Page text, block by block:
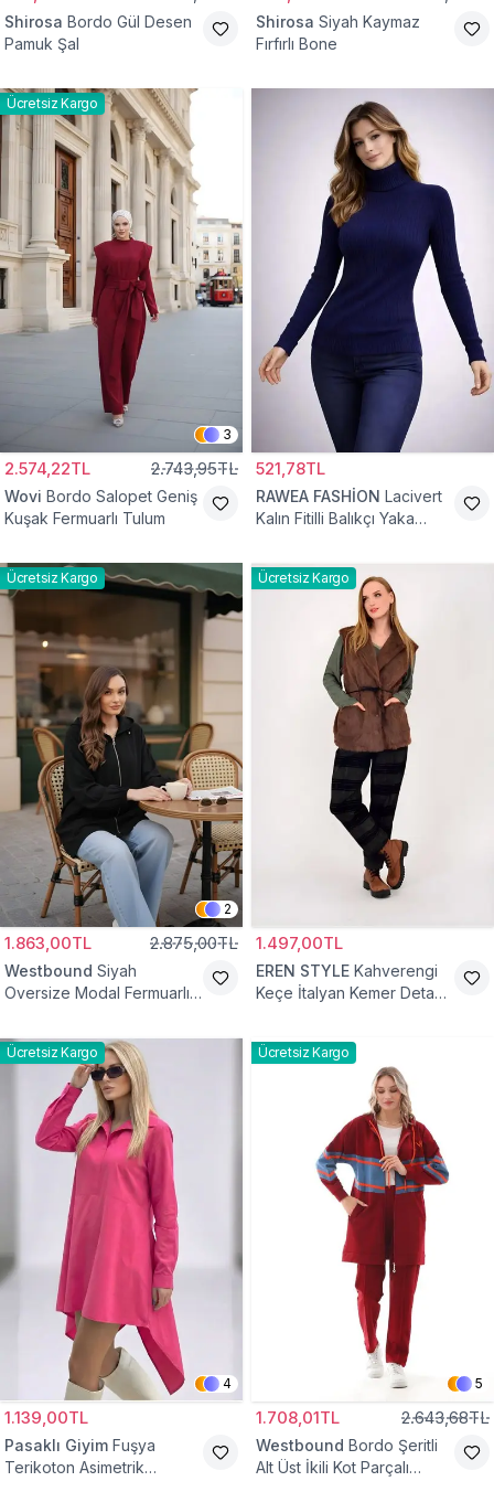
Shirosa Bordo Gül Desen
Pamuk Şal
Shirosa Siyah Kaymaz
Fırfırlı Bone
Ücretsiz Kargo
3
2.574,22TL 2.743,95TL
Wovi Bordo Salopet Geniş
Kuşak Fermuarlı Tulum
521,78TL
RAWEA FASHİON Lacivert
Kalın Fitilli Balıkçı Yaka
Ücretsiz Kargo
2
1.863,00TL 2.875,00TL
Westbound Siyah
Oversize Modal Fermuarlı
Ücretsiz Kargo
1.497,00TL
EREN STYLE Kahverengi
Keçe İtalyan Kemer Detaylı
Ücretsiz Kargo
4
1.139,00TL
Pasaklı Giyim Fuşya
Terikoton Asimetrik
Ücretsiz Kargo
5
1.708,01TL 2.643,68TL
Westbound Bordo Şeritli
Alt Üst İkili Kot Parçalı